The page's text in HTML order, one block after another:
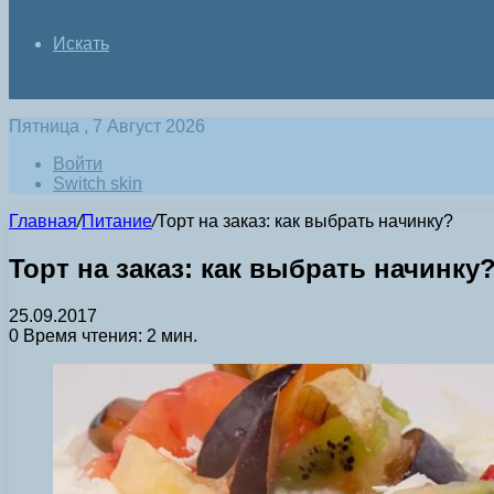
Искать
Пятница , 7 Август 2026
Войти
Switch skin
Главная/Питание/Торт на заказ: как выбрать начинку?
Торт на заказ: как выбрать
25.09.2017
0 Время чтения: 2 мин.